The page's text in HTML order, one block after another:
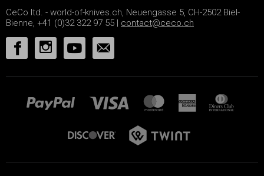
CeCo ltd. - world-of-knives.ch, Neuengasse 5, CH-2502 Biel-
Bienne, +41 (0)32 322 97 55 | contact@ceco.ch